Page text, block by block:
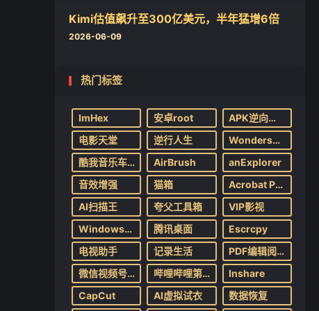
Kimi估值飙升至300亿美元，半年猛增6倍
2026-06-09
热门标签
ImHex 安卓root
APK逆向修改
电影天堂
逆行人生
Wondershare UniConverter
酷我音乐车机版
AirBrush
anExplorer
音效增强
猫箱
Acrobat Pro DC
AI扫描王
夸父工具箱
VIP影视
Windows系统调校
腾讯桌面
Escrcpy
电视助手
记录生活
PDF编辑阅读器
微信视频号下载
哔哩哔哩第三方
Inshare
CapCut
AI虚拟试衣 数据恢复